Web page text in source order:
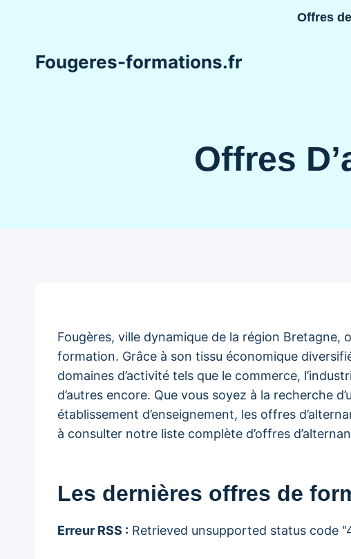
Offres
Fougeres-formations.fr
Offres
Fougères, ville dynamique de la région Bretagne,
formation. Grâce à son tissu économique
domaines d’activité tels que le commerce,
d’autres encore. Que vous soyez à la recherche
établissement d’enseignement, les offres
à consulter notre liste complète d’offres
Les dernières offres de
Erreur RSS : Retrieved unsupported status code